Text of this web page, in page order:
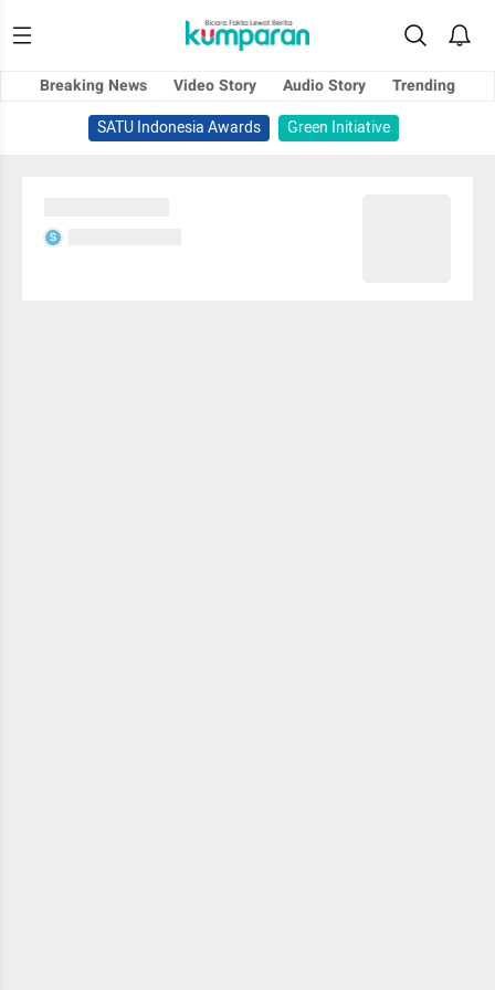
Breaking News Video Story Audio Story
Trending
SATU Indonesia Awards
Green Initiative
S